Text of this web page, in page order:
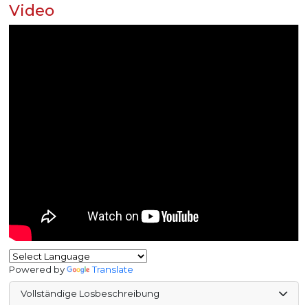
Video
Powered by Translate
Vollständige Losbeschreibung